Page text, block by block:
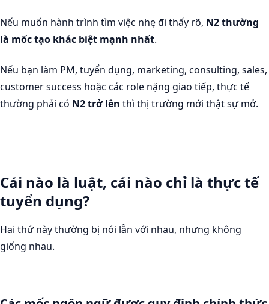
Nếu muốn hành trình tìm việc nhẹ đi thấy rõ, N2 thường
là mốc tạo khác biệt mạnh nhất.
Nếu bạn làm PM, tuyển dụng, marketing, consulting, sales,
customer success hoặc các role nặng giao tiếp, thực tế
thường phải có N2 trở lên thì thị trường mới thật sự mở.
Cái nào là luật, cái nào chỉ là thực tế
tuyển dụng?
Hai thứ này thường bị nói lẫn với nhau, nhưng không
giống nhau.